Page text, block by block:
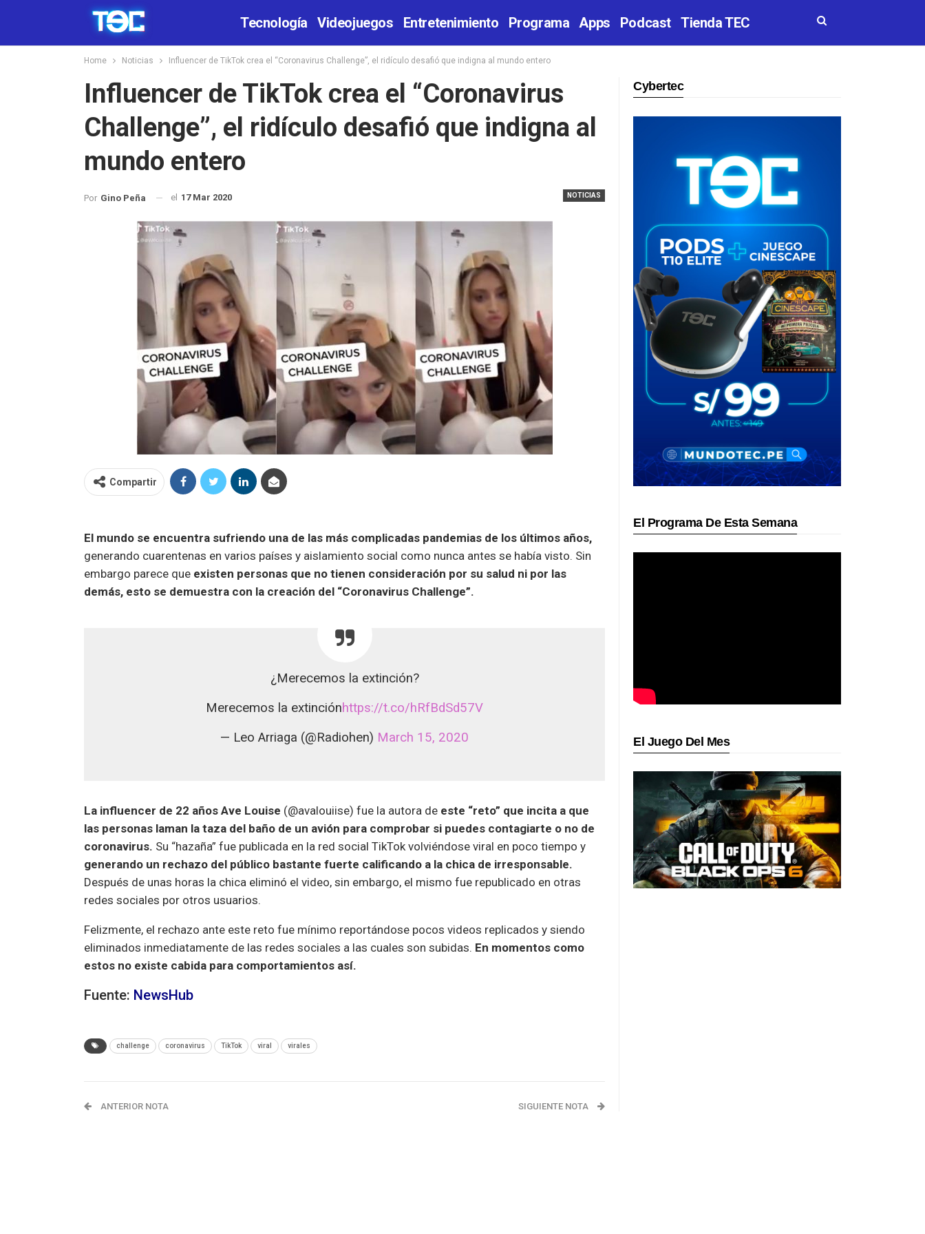
Tecnología Videojuegos Entretenimiento Programa Apps Podcast Tienda TEC
Home Noticias Influencer de TikTok crea el “Coronavirus Challenge”, el ridículo desafió que indigna al mundo entero
Influencer de TikTok crea el “Coronavirus
Challenge”, el ridículo desafió que indigna al
mundo entero
NOTICIAS
Por Gino Peña el 17 Mar 2020
Compartir
El mundo se encuentra sufriendo una de las más complicadas pandemias de los últimos años,
generando cuarentenas en varios países y aislamiento social como nunca antes se había visto. Sin
embargo parece que existen personas que no tienen consideración por su salud ni por las
demás, esto se demuestra con la creación del “Coronavirus Challenge”.
¿Merecemos la extinción?
Merecemos la extinciónhttps://t.co/hRfBdSd57V
— Leo Arriaga (@Radiohen) March 15, 2020
La influencer de 22 años Ave Louise (@avalouiise) fue la autora de este “reto” que incita a que
las personas laman la taza del baño de un avión para comprobar si puedes contagiarte o no de
coronavirus. Su “hazaña” fue publicada en la red social TikTok volviéndose viral en poco tiempo y
generando un rechazo del público bastante fuerte calificando a la chica de irresponsable.
Después de unas horas la chica eliminó el video, sin embargo, el mismo fue republicado en otras
redes sociales por otros usuarios.
Felizmente, el rechazo ante este reto fue mínimo reportándose pocos videos replicados y siendo
eliminados inmediatamente de las redes sociales a las cuales son subidas. En momentos como
estos no existe cabida para comportamientos así.
Fuente: NewsHub
challenge coronavirus TikTok viral virales
ANTERIOR NOTA SIGUIENTE NOTA
Cybertec
El Programa De Esta Semana
El Juego Del Mes